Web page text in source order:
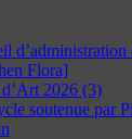
Flora]
2026 (3)
soutenue par